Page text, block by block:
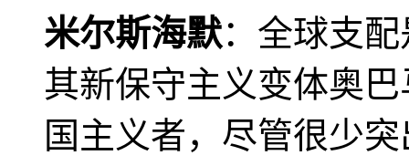
米尔斯海默：全球支
其新保守主义变体奥
国主义者，尽管很少